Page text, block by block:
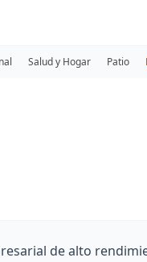
Salud y Hogar Patio
de alto